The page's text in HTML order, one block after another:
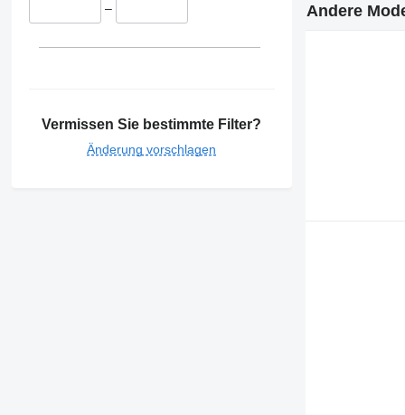
–
Vermissen Sie bestimmte Filter?
Änderung vorschlagen
Andere